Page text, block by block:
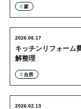
家
キッチンリフォーム
解整理
2026.06.17
台所
2026.02.13